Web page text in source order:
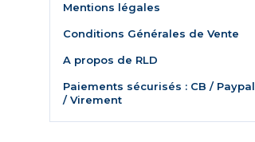
Mentions légales
Conditions Générales de Vente
A propos de RLD
Paiements sécurisés : CB / Paypal
/ Virement